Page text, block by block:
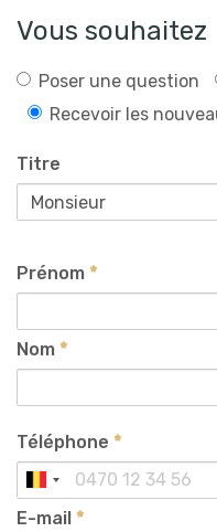
Vous souhaitez
Poser une question
Recevoir les
Titre
Prénom *
Nom *
Téléphone *
E-mail *